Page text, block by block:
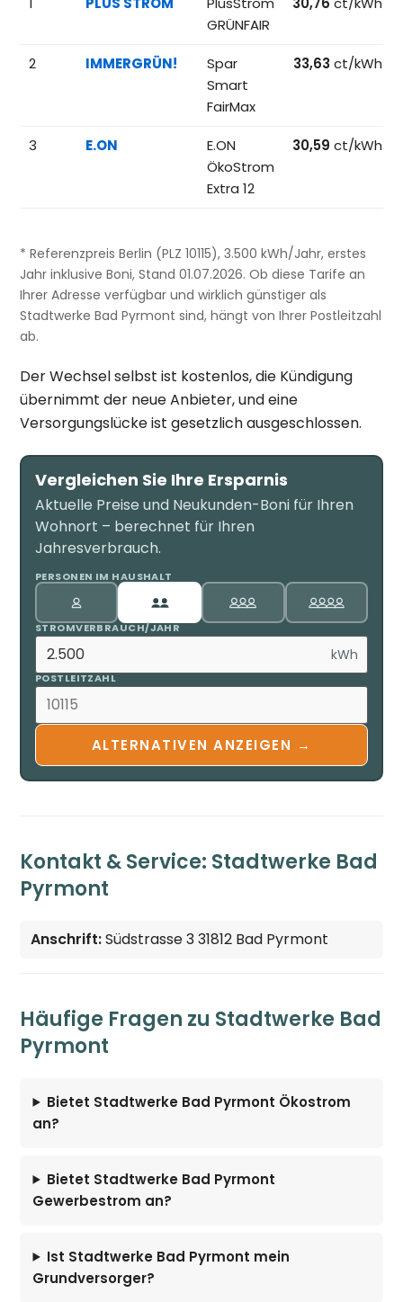
GRÜNFAIR
2 IMMERGRÜN!
Spar
Smart
FairMax
33,63 ct/kWh
3 E.ON
E.ON
ÖkoStrom
Extra 12
30,59 ct/kWh
* Referenzpreis Berlin (PLZ 10115), 3.500 kWh/Jahr, erstes
Jahr inklusive Boni, Stand 01.07.2026. Ob diese Tarife an
Ihrer Adresse verfügbar und wirklich günstiger als
Stadtwerke Bad Pyrmont sind, hängt von Ihrer Postleitzahl
ab.
Der Wechsel selbst ist kostenlos, die Kündigung
übernimmt der neue Anbieter, und eine
Versorgungslücke ist gesetzlich ausgeschlossen.
Vergleichen Sie Ihre Ersparnis
Aktuelle Preise und Neukunden-Boni für Ihren
Wohnort – berechnet für Ihren
Jahresverbrauch.
PERSONEN IM HAUSHALT
STROMVERBRAUCH/JAHR
kWh
POSTLEITZAHL
ALTERNATIVEN ANZEIGEN →
Kontakt & Service: Stadtwerke Bad
Pyrmont
Anschrift:Südstrasse 3 31812 Bad Pyrmont
Häufige Fragen zu Stadtwerke Bad
Pyrmont
Bietet Stadtwerke Bad Pyrmont Ökostrom
an?
Bietet Stadtwerke Bad Pyrmont
Gewerbestrom an?
Ist Stadtwerke Bad Pyrmont mein
Grundversorger?